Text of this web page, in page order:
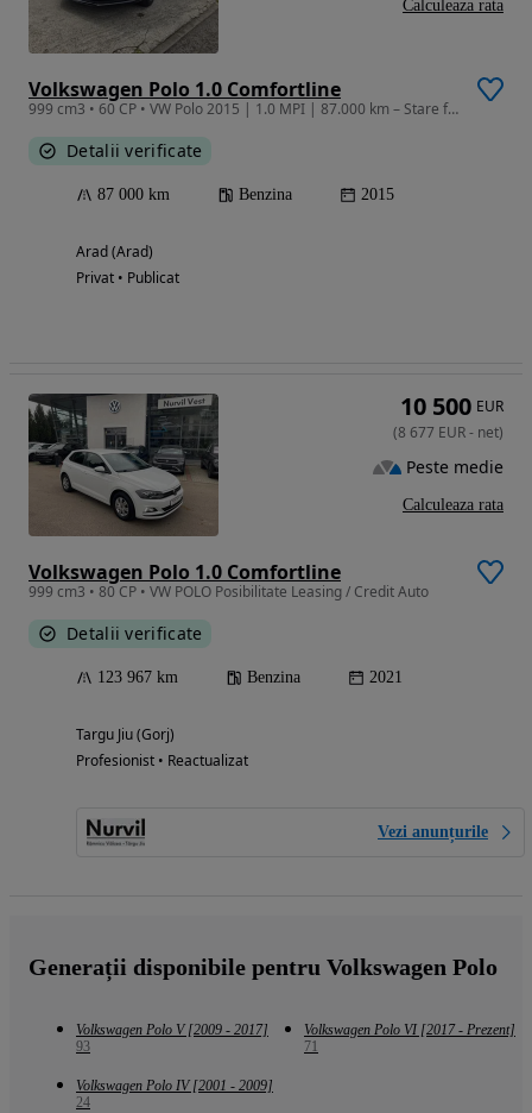
Volkswagen Polo 1.0 Comfortline
999 cm3 • 60 CP • VW Polo 2015 | 1.0 MPI | 87.000 km – Stare foarte bună
Detalii verificate
87 000 km Benzina 2015
Arad (Arad)
Privat • Publicat
Calculeaza rata
Volkswagen Polo 1.0 Comfortline
999 cm3 • 80 CP • VW POLO Posibilitate Leasing / Credit Auto
Detalii verificate
123 967 km Benzina 2021
Targu Jiu (Gorj)
Profesionist • Reactualizat
Vezi anunțurile
10 500 EUR
(8 677 EUR- net)
Peste medie
Calculeaza rata
Generații disponibile pentru Volkswagen Polo
Volkswagen Polo V [2009 - 2017]
93
Volkswagen Polo VI [2017 - Prezent]
71
Volkswagen Polo IV [2001 - 2009]
24